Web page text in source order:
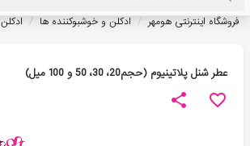
فروشگاه اینترنتی هومهر / ادکلن و خوشبوکننده ها / ادکلن
عطر شنل پلاتینیوم (حجم20، 30، 50 و 100 میل)